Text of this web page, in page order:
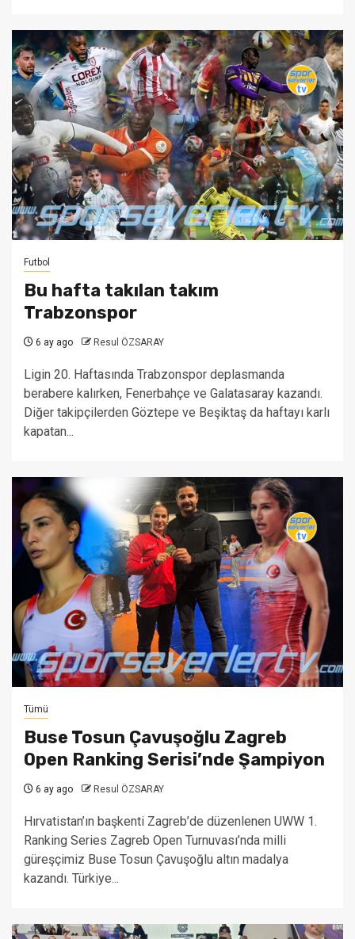
Futbol
Bu hafta takılan takım
Trabzonspor
6 ay ago Resul ÖZSARAY
Ligin 20. Haftasında Trabzonspor deplasmanda
berabere kalırken, Fenerbahçe ve Galatasaray kazandı.
Diğer takipçilerden Göztepe ve Beşiktaş da haftayı karlı
kapatan...
Tümü
Buse Tosun Çavuşoğlu Zagreb
Open Ranking Serisi’nde Şampiyon
6 ay ago Resul ÖZSARAY
Hırvatistan’ın başkenti Zagreb’de düzenlenen UWW 1.
Ranking Series Zagreb Open Turnuvası’nda milli
güreşçimiz Buse Tosun Çavuşoğlu altın madalya
kazandı. Türkiye...